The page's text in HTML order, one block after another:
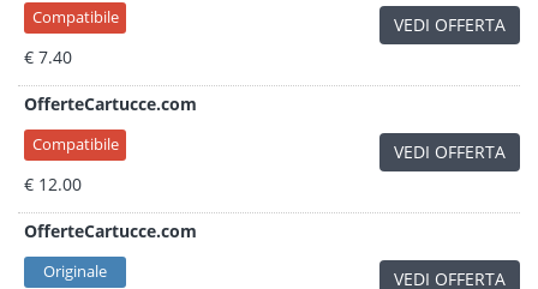
Compatibile
€ 7.40
VEDI OFFERTA
OfferteCartucce.com
Compatibile
€ 12.00
VEDI OFFERTA
OfferteCartucce.com
Originale VEDI OFFERTA